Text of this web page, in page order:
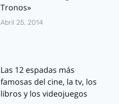
Tronos»
Abril 25, 2014
Las 12 espadas más
famosas del cine, la tv, los
libros y los videojuegos